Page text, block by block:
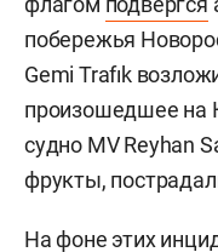
побережья
Gemi Trafık
произошедшее на
судно MV Reyhan
фрукты,
На фоне этих